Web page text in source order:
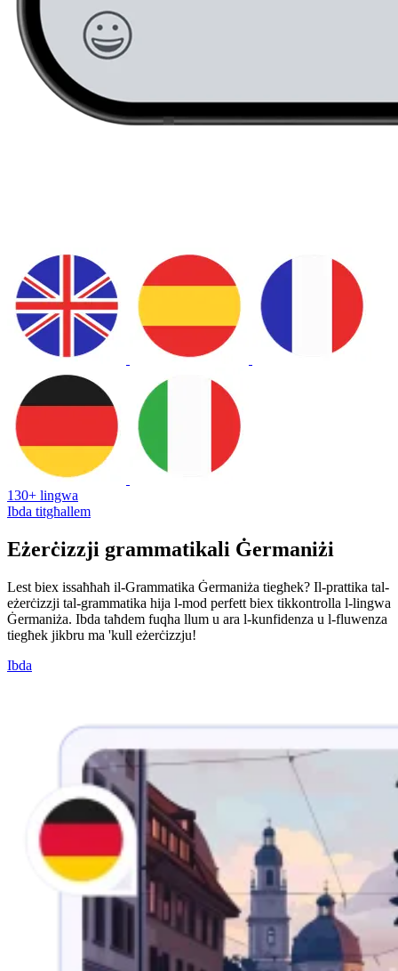
130+ lingwa
Ibda titgħallem
Eżerċizzji grammatikali Ġermaniżi
Lest biex issaħħaħ il-Grammatika Ġermaniża tiegħek? Il-prattika tal-
eżerċizzji tal-grammatika hija l-mod perfett biex tikkontrolla l-lingwa
Ġermaniża. Ibda taħdem fuqha llum u ara l-kunfidenza u l-fluwenza
tiegħek jikbru ma 'kull eżerċizzju!
Ibda